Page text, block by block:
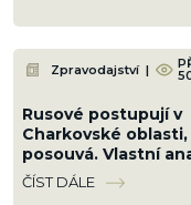
mrtvých, z toho 179
Zpravodajství |
Rusové postupují v
Charkovské
posouvá. Vlastní
ukazují mapu, kde
ztrácejí pozice
ČÍST DÁLE